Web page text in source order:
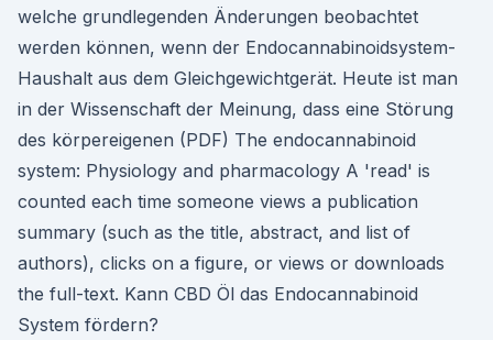
welche grundlegenden Änderungen beobachtet
werden können, wenn der Endocannabinoidsystem-
Haushalt aus dem Gleichgewichtgerät. Heute ist man
in der Wissenschaft der Meinung, dass eine Störung
des körpereigenen (PDF) The endocannabinoid
system: Physiology and pharmacology A 'read' is
counted each time someone views a publication
summary (such as the title, abstract, and list of
authors), clicks on a figure, or views or downloads
the full-text. Kann CBD Öl das Endocannabinoid
System fördern?